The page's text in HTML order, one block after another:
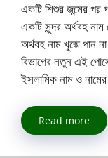
একটি শিশুর জন্মের পর
একটি সুন্দর অর্থবহ
অর্থবহ নাম খুজে পান
বিভাগের নতুন এই
ইসলামিক নাম ও
Read more